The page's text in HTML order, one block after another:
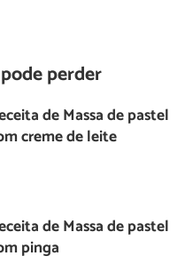
perder
de Massa de pastel
creme de leite
de Massa de pastel
pinga